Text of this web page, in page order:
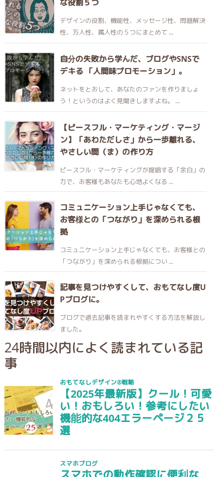
な役割５つ
デザインの役割、機能性、メッセージ性、問題解決
性、万人性、属人性の５つにまとめて ...
自分の失敗から学んだ、ブログやSNSで
デキる 「人間味プロモーション」。
ネットをとおして、あなたのファンを作りましょ
う！というのはよく見聞きしますよね。 ...
【ピースフル・マーケティング・マージ
ン】「あわただしさ」から一歩離れる、
やさしい間（ま）の作り方
ピースフル・マーケティングが提唱する「余白」の
力で、お客様もあなたも心地よくなる ...
コミュニケーション上手じゃなくても、
お客様との「つながり」を深められる根
拠
コミュニケーション上手じゃなくても、お客様との
「つながり」を深められる根拠につい ...
記事を見つけやすくして、おもてなし度U
Pブログに。
ブログで過去記事を読まれやすくする方法を解説し
ました。
24時間以内によく読まれている記
事